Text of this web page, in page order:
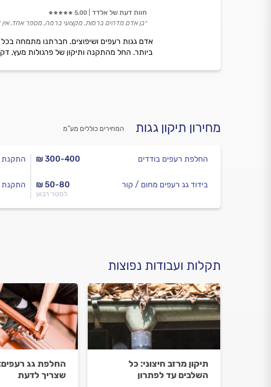
אדם גגות רעפים ושיפוצים. חברתנו מתמחה בכל
ביותר. החל מהתקנה ותיקון של פרגולות מעץ,
חוות דעת של אלדד 5.00
״בן אדם מדהים ברמות, מקצועי ברמה, מספר אחד, אין
מחירון תיקון גגות המחירים כוללים מע”מ
₪ 300-400 החלפת רעפים בודדים
₪ 50-80
למטר רבוע
בידוד גג רעפים מחום / קור
התקנת
התקנת
תקלות ועבודות נפוצות
תיקון מרזב חיצוני: כל
השלבים עד לפתרון
החלפת גג
שצריך לדעת